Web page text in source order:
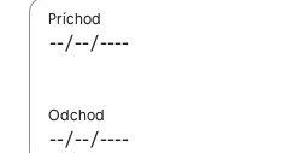
Príchod
Odchod